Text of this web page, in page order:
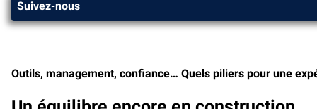
Suivez-nous
Outils, management, confiance… Quels piliers pour une